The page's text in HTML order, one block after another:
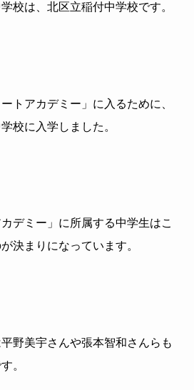
校は、北区立稲付中学校です。
トアカデミー」に入るために、
校に入学しました。
デミー」に所属する中学生はこ
決まりになっています。
野美宇さんや張本智和さんらも
。